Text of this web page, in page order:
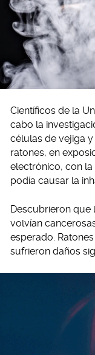
Científicos de la
cabo la
células de vejiga
ratones, en
electrónico, con
podía causar la
Descubrieron que
volvían
esperado.
sufrieron daños